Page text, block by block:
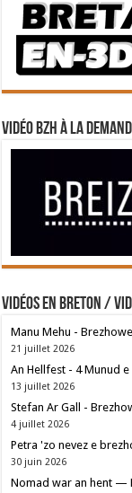
Vidéo BZH à la
Vidéos en breton /
Manu Mehu -
21 juillet 2026
An Hellfest - 4 Munud e
13 juillet 2026
Stefan Ar Gall -
4 juillet 2026
Petra 'zo nevez e
30 juin 2026
Nomad war an hent —